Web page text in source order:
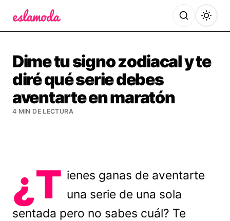
Dime tu signo zodiacal y te
diré qué serie debes
aventarte en maratón
4 MIN DE LECTURA
¿T ienes ganas de aventarte
una serie de una sola
sentada pero no sabes cuál? Te